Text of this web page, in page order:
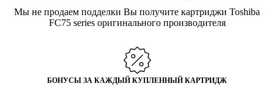
Мы не продаем подделки Вы получите картриджи Toshiba
FC75 series оригинального производителя
БОНУСЫ ЗА КАЖДЫЙ КУПЛЕННЫЙ КАРТРИДЖ